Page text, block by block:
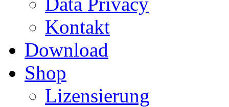
Kontakt
Download
Shop
Lizensierung